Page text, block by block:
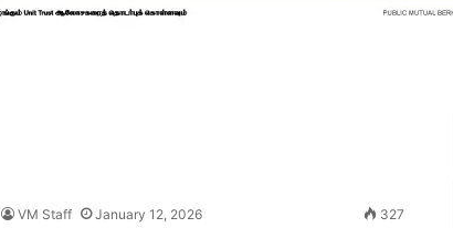
VM Staff January 12, 2026 327